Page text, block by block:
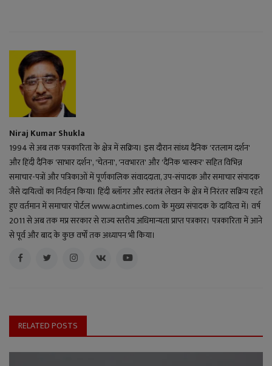
Niraj Kumar Shukla
1994 से अब तक पत्रकारिता के क्षेत्र में सक्रिय। इस दौरान सांध्य दैनिक 'रतलाम दर्शन'
और हिंदी दैनिक 'साभार दर्शन', 'चेतना', 'नवभारत' और 'दैनिक भास्कर' सहित विभिन्न
समाचार-पत्रों और पत्रिकाओं में पूर्णकालिक संवाददाता, उप-संपादक और समाचार संपादक
जैसे दायित्वों का निर्वहन किया। हिंदी ब्लॉगर और स्वतंत्र लेखन के क्षेत्र में निरंतर सक्रिय रहते
हुए वर्तमान में समाचार पोर्टल www.acntimes.com के मुख्य संपादक के दायित्व में। वर्ष
2011 से अब तक मप्र सरकार से राज्य स्तरीय अधिमान्यता प्राप्त पत्रकार। पत्रकारिता में आने
से पूर्व और बाद के कुछ वर्षों तक अध्यापन भी किया।
RELATED POSTS